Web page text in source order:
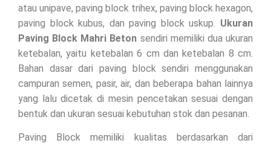
atau unipave, paving block trihex, paving block hexagon,
paving block kubus, dan paving block uskup. Ukuran
Paving Block Mahri Beton sendiri memiliki dua ukuran
ketebalan, yaitu ketebalan 6 cm dan ketebalan 8 cm.
Bahan dasar dari paving block sendiri menggunakan
campuran semen, pasir, air, dan beberapa bahan lainnya
yang lalu dicetak di mesin pencetakan sesuai dengan
bentuk dan ukuran sesuai kebutuhan stok dan pesanan.
Paving Block memiliki kualitas berdasarkan dari